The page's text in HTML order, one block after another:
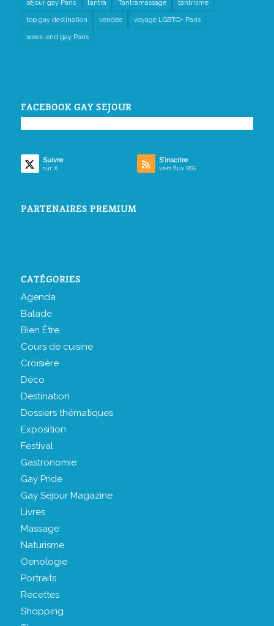
séjour gay Paris tantra Tantramassage tantrisme
top gay destination vendée voyage LGBTQ+ Paris
week-end gay Paris
FACEBOOK GAY SEJOUR
Suivre
sur X
S’inscrire
vers flux RSS
PARTENAIRES PREMIUM
CATÉGORIES
Agenda
Balade
Bien Être
Cours de cuisine
Croisière
Déco
Destination
Dossiers thématiques
Exposition
Festival
Gastronomie
Gay Pride
Gay Sejour Magazine
Livres
Massage
Naturisme
Oenologie
Portraits
Recettes
Shopping